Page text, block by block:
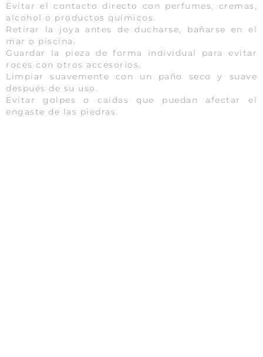
Evitar el contacto directo con perfumes, cremas,
alcohol o productos químicos.
Retirar la joya antes de ducharse, bañarse en el
mar o piscina.
Guardar la pieza de forma individual para evitar
roces con otros accesorios.
Limpiar suavemente con un paño seco y suave
después de su uso.
Evitar golpes o caídas que puedan afectar el
engaste de las piedras.